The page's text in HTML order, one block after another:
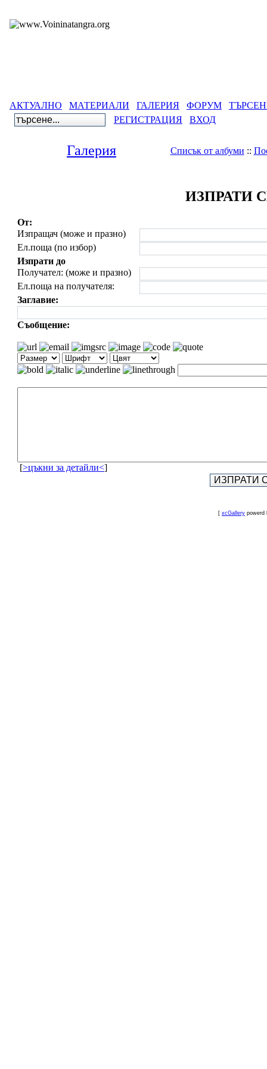
АКТУАЛНО МАТЕРИАЛИ ГАЛЕРИЯ ФОРУМ
РЕГИСТРАЦИЯ
ВХОД
Галерия Списък от албуми ::
ИЗПРАТИ
От:
Изпращач (може и празно)
Ел.поща (по избор)
Изпрати до
Получател: (може и празно)
Ел.поща на получателя:
Заглавие:
Съобщение:
[>цъкни за детайли<]
[ xcGallery